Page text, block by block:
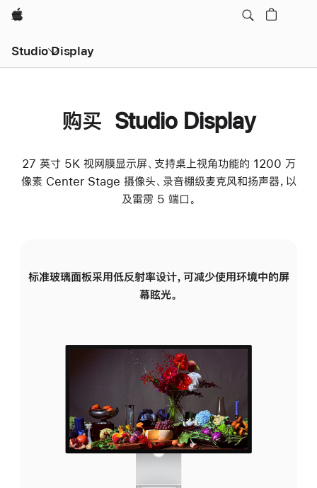
Apple
Studio Display
购买 Studio Display
27 英寸 5K 视网膜显示屏、支持桌上视角功能的 1200 万
像素 Center Stage 摄像头、录音棚级麦克风和扬声器，以
及雷雳 5 端口。
标准玻璃面板采用低反射率设计，可减少使用环境中的屏
幕眩光。